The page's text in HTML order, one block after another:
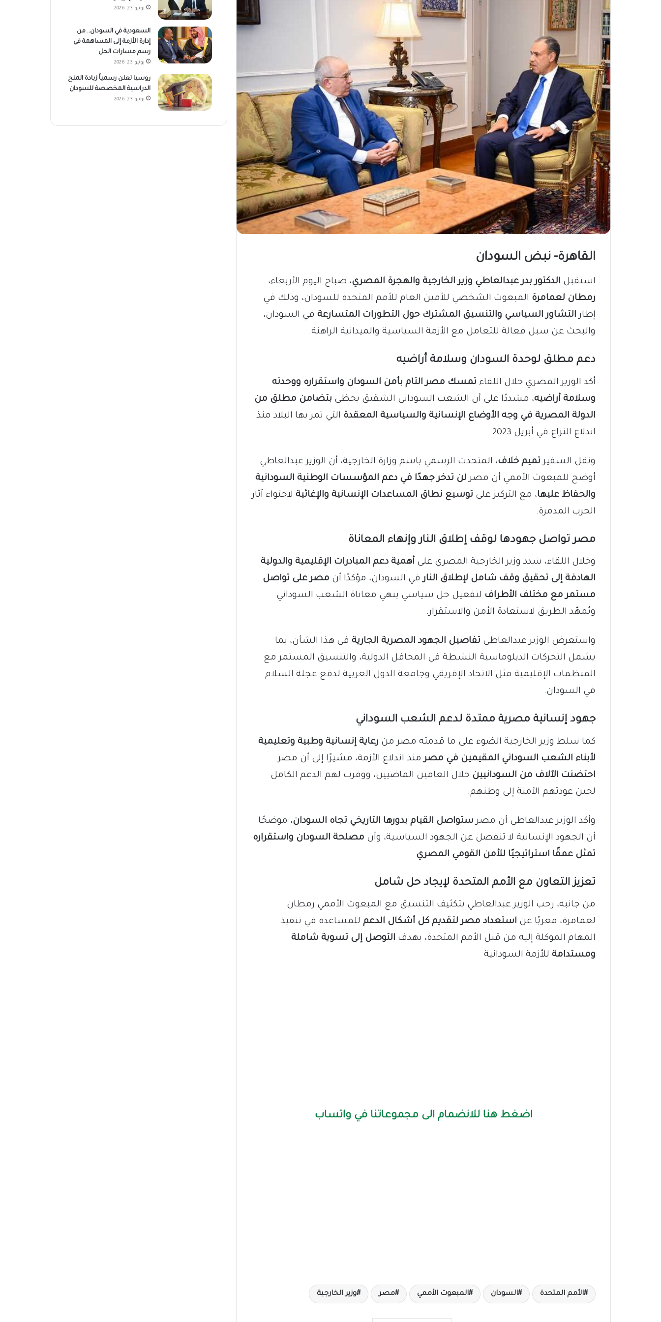
القاهرة- نبض السودان
استقبل الدكتور بدر عبدالعاطي وزير الخارجية والهجرة المصري، صباح اليوم الأربعاء،
رمطان لعمامرة المبعوث الشخصي للأمين العام للأمم المتحدة للسودان، وذلك في
إطار التشاور السياسي والتنسيق المشترك حول التطورات المتسارعة في السودان،
والبحث عن سبل فعالة للتعامل مع الأزمة السياسية والميدانية الراهنة.
دعم مطلق لوحدة السودان وسلامة أراضيه
أكد الوزير المصري خلال اللقاء تمسك مصر التام بأمن السودان واستقراره ووحدته
وسلامة أراضيه، مشددًا على أن الشعب السوداني الشقيق يحظى بتضامن مطلق من
الدولة المصرية في وجه الأوضاع الإنسانية والسياسية المعقدة التي تمر بها البلاد منذ
اندلاع النزاع في أبريل 2023.
ونقل السفير تميم خلاف، المتحدث الرسمي باسم وزارة الخارجية، أن الوزير عبدالعاطي
أوضح للمبعوث الأممي أن مصر لن تدخر جهدًا في دعم المؤسسات الوطنية السودانية
والحفاظ عليها، مع التركيز على توسيع نطاق المساعدات الإنسانية والإغاثية لاحتواء آثار
الحرب المدمرة.
مصر تواصل جهودها لوقف إطلاق النار وإنهاء المعاناة
وخلال اللقاء، شدد وزير الخارجية المصري على أهمية دعم المبادرات الإقليمية والدولية
الهادفة إلى تحقيق وقف شامل لإطلاق النارفي السودان، مؤكدًا أن مصر على تواصل
مستمر مع مختلف الأطراف لتفعيل حل سياسي ينهي معاناة الشعب السوداني
ويُمهّد الطريق لاستعادة الأمن والاستقرار.
واستعرض الوزير عبدالعاطي تفاصيل الجهود المصرية الجارية في هذا الشأن، بما
يشمل التحركات الدبلوماسية النشطة في المحافل الدولية، والتنسيق المستمر مع
المنظمات الإقليمية مثل الاتحاد الإفريقي وجامعة الدول العربية لدفع عجلة السلام
في السودان.
جهود إنسانية مصرية ممتدة لدعم الشعب السوداني
كما سلط وزير الخارجية الضوء على ما قدمته مصر من رعاية إنسانية وطبية وتعليمية
لأبناء الشعب السوداني المقيمين في مصرمنذ اندلاع الأزمة، مشيرًا إلى أن مصر
احتضنت الآلاف من السودانيين خلال العامين الماضيين، ووفرت لهم الدعم الكامل
لحين عودتهم الآمنة إلى وطنهم.
وأكد الوزير عبدالعاطي أن مصر ستواصل القيام بدورها التاريخي تجاه السودان، موضحًا
أن الجهود الإنسانية لا تنفصل عن الجهود السياسية، وأن مصلحة السودان واستقراره
تمثل عمقًا استراتيجيًا للأمن القومي المصري.
تعزيز التعاون مع الأمم المتحدة لإيجاد حل شامل
من جانبه، رحب الوزير عبدالعاطي بتكثيف التنسيق مع المبعوث الأممي رمطان
لعمامرة، معربًا عن استعداد مصر لتقديم كل أشكال الدعم للمساعدة في تنفيذ
المهام الموكلة إليه من قبل الأمم المتحدة، بهدف التوصل إلى تسوية شاملة
ومستدامة للأزمة السودانية
اضغط هنا للانضمام الى مجموعاتنا في واتساب
الأمم المتحدة السودان المبعوث الأممي مصر وزير الخارجية
يونيو 23, 2026
السعودية في السودان.. من
إدارة الأزمة إلى المساهمة في
رسم مسارات الحل
يونيو 23, 2026
روسيا تعلن رسمياً زيادة المنح
الدراسية المخصصة للسودان
يونيو 23, 2026